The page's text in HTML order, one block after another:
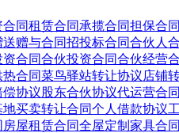
同租赁合同 承揽合同担保合同
送赠与合同招投标合同合伙人
合同合伙投资合同合伙经营
合同菜鸟驿站转让协议店铺
偿协议股东合伙协议代运营合同
地买卖转让合同个人借款协议
房屋租赁合同全屋定制家具合同